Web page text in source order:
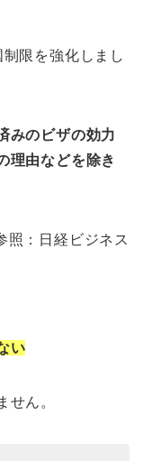
限を強化しまし
みのビザの効力
理由などを除き
照：日経ビジネス
い
せん。